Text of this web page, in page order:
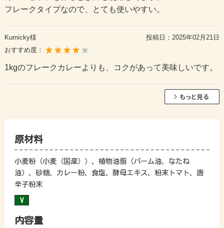
フレークタイプなので、とても使いやすい。
Kumicky様 投稿日： 2025年02月21日
おすすめ度：
1kgのフレークカレーよりも、コクがあって美味しいです。
原材料
小麦粉（小麦（国産））、植物油脂（パーム油、なたね
油）、砂糖、カレー粉、食塩、酵母エキス、粉末トマト、唐
辛子粉末
内容量